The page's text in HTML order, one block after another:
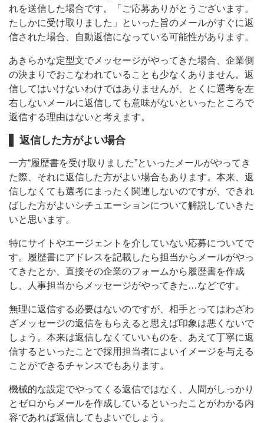
れを送信した場合です。「ご応募ありがとうございます。
たしかに受け取りました」といった旨のメールがすぐに返
信された場合、自動返信になっている可能性があります。
あきらかな定型文でメッセージがやってきた場合、企業側
の決まりでおこなわれていることも少なくありません。返
信してはいけないわけではありませんが、とくに選考を左
右しないメールに返信しても意味がないといったところで
返信する理由はないと考えます。
返信した方がよい場合
一方“履歴書を受け取りました”といったメールがやってき
た際、それに返信した方がよい場合もあります。本来、返
信しなくても選考にまったく関連しないのですが、できれ
ばした方がよいシチュエーションについて解説していきた
いと思います。
特にサイトやエージェントを介していない応募についてで
す。履歴書にアドレスを記載したら担当からメールがやっ
てきたとか、直接その企業のフォームから履歴書を作成
し、人事担当からメッセージがやってきた…などです。
無理に返信する必要はないのですが、相手とってはわざわ
ざメッセージの返信をもらえると思えば印象は悪くないで
しょう。本来は返信しなくていいものを、あえて丁寧に返
信するといったことで採用担当者によいイメージを与える
ことができるチャンスでもあります。
機械的な設定でやってくる返信ではなく、人間がしっかり
とゼロからメールを作成しているといったことがわかる内
容であれば返信してもよいでしょう。